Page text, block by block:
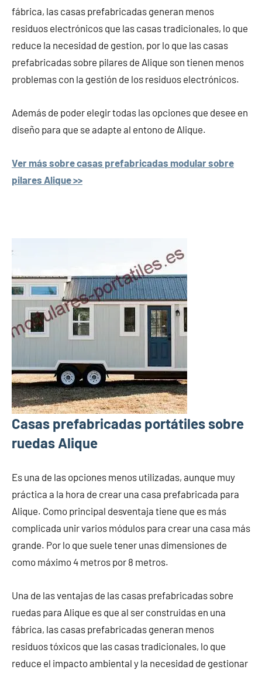
fábrica, las casas prefabricadas generan menos
residuos electrónicos que las casas tradicionales, lo que
reduce la necesidad de gestion, por lo que las casas
prefabricadas sobre pilares de Alique son tienen menos
problemas con la gestión de los residuos electrónicos.
Además de poder elegir todas las opciones que desee en
diseño para que se adapte al entono de Alique.
Ver más sobre casas prefabricadas modular sobre
pilares Alique >>
Casas prefabricadas portátiles sobre
ruedas Alique
Es una de las opciones menos utilizadas, aunque muy
práctica a la hora de crear una casa prefabricada para
Alique. Como principal desventaja tiene que es más
complicada unir varios módulos para crear una casa más
grande. Por lo que suele tener unas dimensiones de
como máximo 4 metros por 8 metros.
Una de las ventajas de las casas prefabricadas sobre
ruedas para Alique es que al ser construidas en una
fábrica, las casas prefabricadas generan menos
residuos tóxicos que las casas tradicionales, lo que
reduce el impacto ambiental y la necesidad de gestionar